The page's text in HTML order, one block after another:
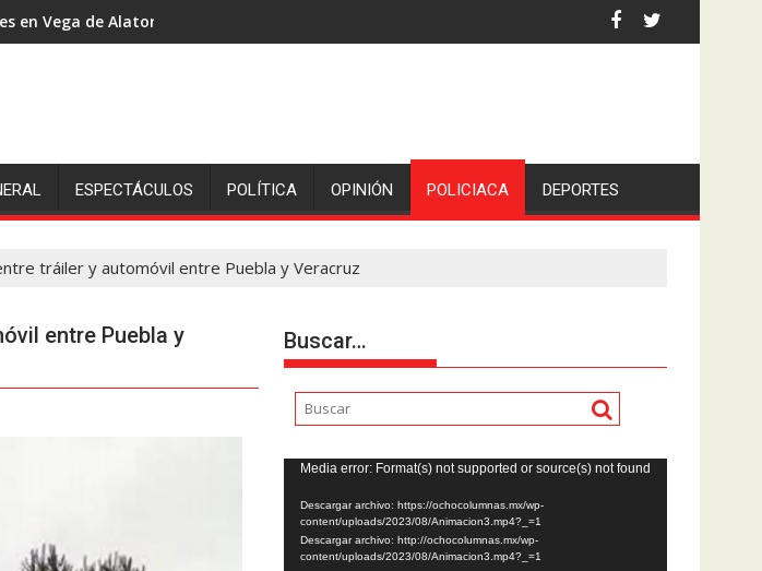
en Vega de Alatorre: pescadores piden escolleras para evitar nuevos casos
ESPECTÁCULOS POLÍTICA OPINIÓN POLICIACA DEPORTES
tráiler y automóvil entre Puebla y Veracruz
entre Puebla y
Buscar…
Reproductor
de
vídeo
Media error: Format(s) not supported or source(s) not found
Descargar archivo: https://ochocolumnas.mx/wp-
content/uploads/2023/08/Animacion3.mp4?_=1
Descargar archivo: http://ochocolumnas.mx/wp-
content/uploads/2023/08/Animacion3.mp4?_=1